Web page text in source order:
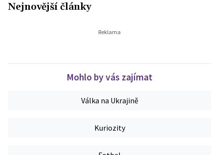
Nejnovější články
Mohlo by vás zajímat
Válka na Ukrajině
Kuriozity